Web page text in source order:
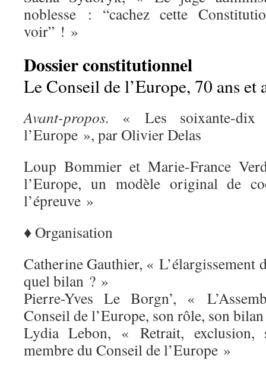
noblesse : “cachez cette
voir” ! »
Dossier constitutionnel
Le Conseil de l’Europe, 70 ans et
Avant-propos. « Les soixante-
l’Europe », par Olivier Delas
Loup Bommier et Marie-France
l’Europe, un modèle original de
l’épreuve »
♦ Organisation
Catherine Gauthier, « L’élargissement
quel bilan ? »
Pierre-Yves Le Borgn’, «
Conseil de l’Europe, son rôle, son
Lydia Lebon, « Retrait, exclusion,
membre du Conseil de l’Europe »